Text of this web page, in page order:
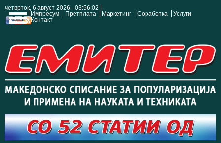
четврток, 6 август 2026 - 03:56:02
Импресум
Претплата Маркетинг Соработка
Услуги
Контакт